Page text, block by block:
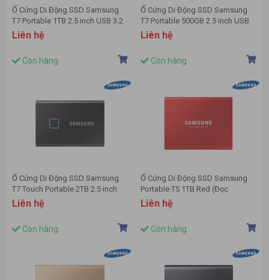
Ổ Cứng Di Động SSD Samsung
T7 Portable 1TB 2.5 inch USB 3.2
đỏ (Đọc 1050MB/s - Ghi
1000MB/s)-(MU-PC1T0R/WW)
Liên hệ
Còn hàng
Ổ Cứng Di Động SSD Samsung
T7 Portable 500GB 2.5 inch USB
3.2 đỏ (Đọc 1050MB/s - Ghi
1000MB/s)-(MU-PC500R/WW)
Liên hệ
Còn hàng
Ổ Cứng Di Động SSD Samsung
T7 Touch Portable 2TB 2.5 inch
USB 3.2 đen (Đọc 1050MB/s - Ghi
1000MB/s)-(MU-PC2T0K/WW)
Liên hệ
Còn hàng
Ổ Cứng Di Động SSD Samsung
Portable T5 1TB Red (Đọc
540MB/s - Ghi 540MB/s) - (MU-
PA1T0R/WW)
Liên hệ
Còn hàng